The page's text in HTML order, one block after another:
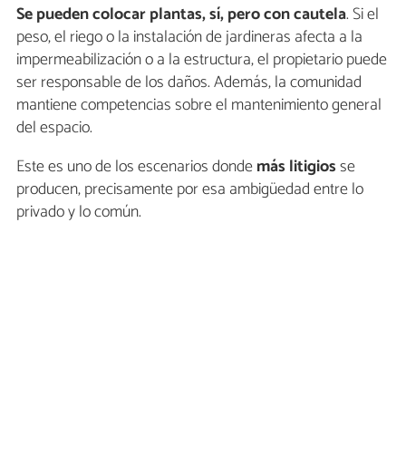
Se pueden colocar plantas, sí, pero con cautela. Si el
peso, el riego o la instalación de jardineras afecta a la
impermeabilización o a la estructura, el propietario puede
ser responsable de los daños. Además, la comunidad
mantiene competencias sobre el mantenimiento general
del espacio.
Este es uno de los escenarios dondemás litigiosse
producen, precisamente por esa ambigüedad entre lo
privado y lo común.